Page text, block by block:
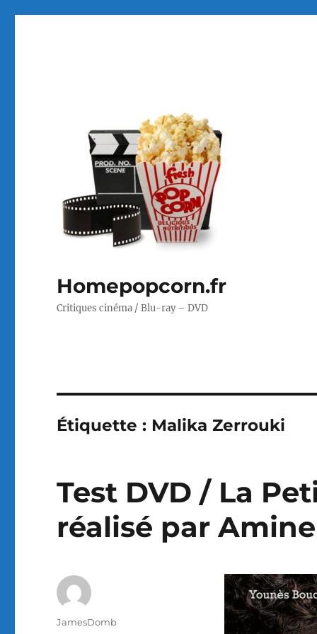
Homepopcorn.fr
Critiques cinéma / Blu-ray – DVD
Étiquette : Malika Zerrouki
Test DVD / La
réalisé par
Auteur
JamesDomb